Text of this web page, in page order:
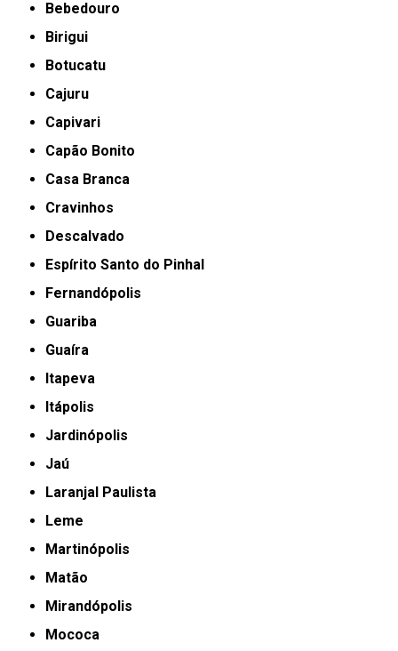
Bebedouro
Birigui
Botucatu
Cajuru
Capivari
Capão Bonito
Casa Branca
Cravinhos
Descalvado
Espírito Santo do Pinhal
Fernandópolis
Guariba
Guaíra
Itapeva
Itápolis
Jardinópolis
Jaú
Laranjal Paulista
Leme
Martinópolis
Matão
Mirandópolis
Mococa